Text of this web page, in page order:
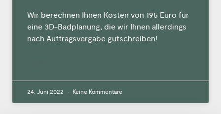
Wir berechnen Ihnen Kosten von 195 Euro für
eine 3D-Badplanung, die wir Ihnen allerdings
nach Auftragsvergabe gutschreiben!
24. Juni 2022 Keine Kommentare